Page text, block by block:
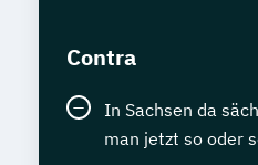
Contra
In Sachsen da
man jetzt so oder